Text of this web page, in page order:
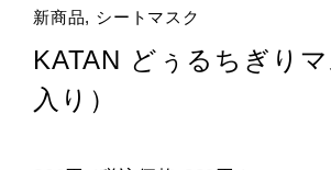
新商品, シートマスク
KATAN どぅるちぎり
入り）